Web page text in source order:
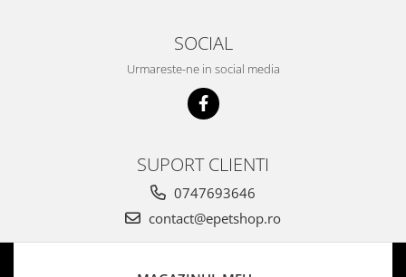
SOCIAL
Urmareste-ne in social media
SUPORT CLIENTI
0747693646
contact@epetshop.ro